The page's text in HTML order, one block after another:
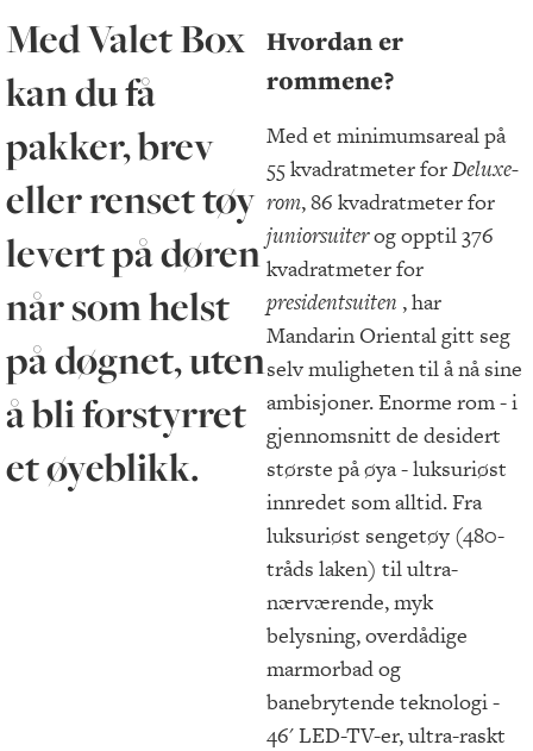
Hvordan er
rommene?
Med et minimumsareal på
55 kvadratmeter forDeluxe-
rom, 86 kvadratmeter for
juniorsuiterog opptil 376
kvadratmeter for
presidentsuiten , har
Mandarin Oriental gitt seg
selv muligheten til å nå sine
ambisjoner. Enorme rom - i
gjennomsnitt de desidert
største på øya - luksuriøst
innredet som alltid. Fra
luksuriøst sengetøy (480-
tråds laken) til ultra-
nærværende, myk
belysning, overdådige
marmorbad og
banebrytende teknologi -
46' LED-TV-er, ultra-raskt
Med Valet Box
kan du få
pakker, brev
eller renset tøy
levert på døren
når som helst
på døgnet, uten
å bli forstyrret
et øyeblikk.